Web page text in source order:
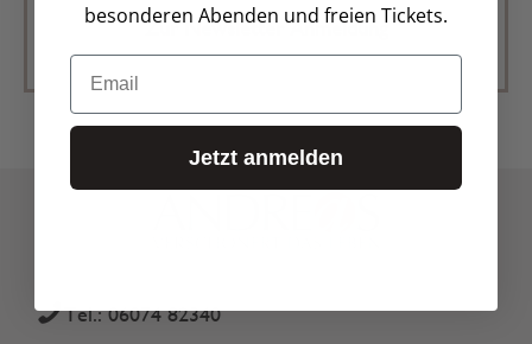
Zur Newsletter Anmeldung
Tel.: 06074 82340
besonderen Abenden und freien Tickets.
Email
Jetzt anmelden